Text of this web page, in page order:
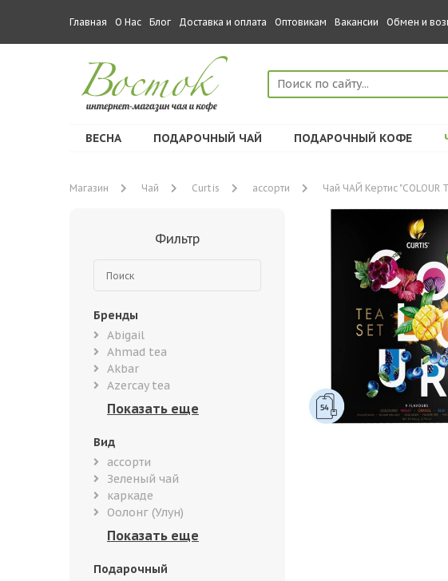
Главная О Нас Блог Доставка и оплата Оптовикам Вакансии Обмен и
ВЕСНА ПОДАРОЧНЫЙ ЧАЙ ПОДАРОЧНЫЙ КОФЕ
Магазин Чай Curtis ассорти Чай ЧАЙ Кертис "COLOUR
Фильтр
Бренды
Abigail
Ahmad tea
Akbar
Azercay tea
Вид
ассорти
Зеленый чай
каркаде
Оолонг (Улун)
Подарочный